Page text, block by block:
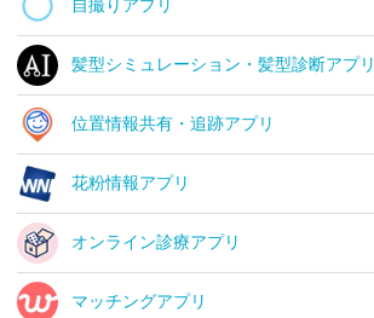
自撮りアプリ
髪型シミュレーション・髪型診断アプリ
位置情報共有・追跡アプリ
花粉情報アプリ
オンライン診療アプリ
マッチングアプリ